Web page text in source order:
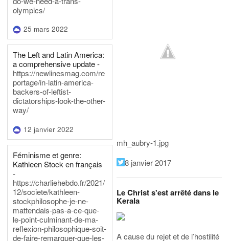
olympics/
25 mars 2022
The Left and Latin America:
a comprehensive update -
https://newlinesmag.com/re
portage/in-latin-america-
backers-of-leftist-
dictatorships-look-the-other-
way/
12 janvier 2022
Féminisme et genre:
Kathleen Stock en français
-
https://charliehebdo.fr/2021/
12/societe/kathleen-
stockphilosophe-je-ne-
mattendais-pas-a-ce-que-
le-point-culminant-de-ma-
reflexion-philosophique-soit-
de-faire-remarquer-que-les-
mh_aubry-1.jpg
8 janvier 2017
Le Christ s'est arrêté dans le
Kerala
A cause du rejet et de l’hostilité